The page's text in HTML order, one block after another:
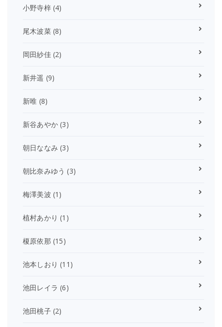
小野寺梓(4)
尾木波菜(8)
岡田紗佳(2)
新井遥 (9)
新唯 (8)
新谷あやか (3)
朝日ななみ (3)
朝比奈みゆう (3)
梅澤美波 (1)
植村あかり (1)
榎原依那 (15)
池本しおり (11)
池田レイラ (6)
池田桃子(2)